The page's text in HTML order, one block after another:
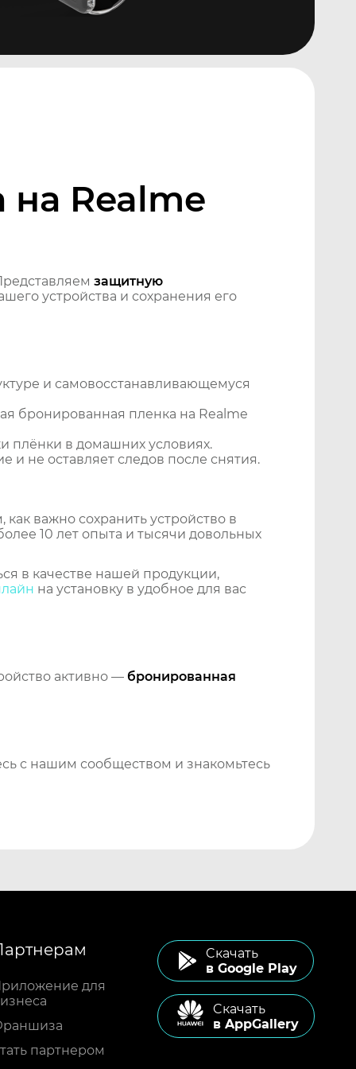
Realme
защитную
устройства и сохранения его
и самовосстанавливающемуся
бронированная пленка на Realme
плёнки в домашних условиях.
и не оставляет следов после снятия.
важно сохранить устройство в
10 лет опыта и тысячи довольных
в качестве нашей продукции,
на установку в удобное для вас
активно — бронированная
с нашим сообществом и знакомьтесь
для
партнером
Cкачать
в Google Play
Cкачать
в AppGallery